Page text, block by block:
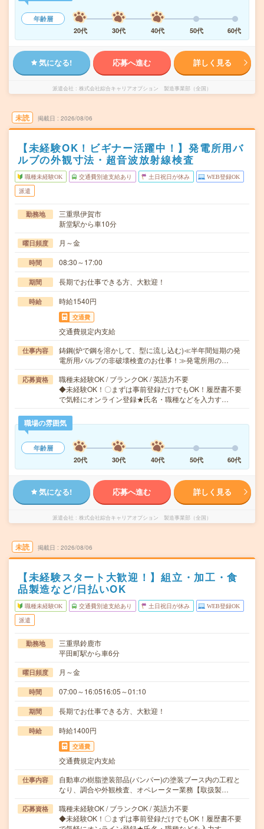
年齢層
20代
30代 40代 50代 60代
気になる! 応募へ進む 詳しく見る
派遣会社 株式会社綜合キャリアオプション 製造事業部（全国）
未読 掲載日 2026/08/06
【未経験OK！ビギナー活躍中！】発電所用バ
ルブの外観寸法・超音波放射線検査
職種未経験OK 交通費別途支給あり 土日祝日が休み WEB登録OK
派遣
勤務地
三重県伊賀市
新堂駅から車10分
曜日頻度 月～金
時間 08:30～17:00
期間 長期でお仕事できる方、大歓迎！
時給 時給1540円
交通費
交通費規定内支給
仕事内容
鋳鋼(炉で鋼を溶かして、型に流し込む)≪半年間短期の発
電所用バルブの非破壊検査のお仕事！≫発電所用の…
応募資格
職種未経験OK / ブランクOK / 英語力不要
◆未経験OK！〇まずは事前登録だけでもOK！履歴書不要
で気軽にオンライン登録★氏名・職種などを入力す…
職場の雰囲気
年齢層
20代
30代 40代 50代 60代
気になる! 応募へ進む 詳しく見る
派遣会社 株式会社綜合キャリアオプション 製造事業部（全国）
未読 掲載日 2026/08/06
【未経験スタート大歓迎！】組立・加工・食
品製造など/日払いOK
職種未経験OK 交通費別途支給あり 土日祝日が休み WEB登録OK
派遣
勤務地
三重県鈴鹿市
平田町駅から車6分
曜日頻度 月～金
時間 07:00～16:0516:05～01:10
期間 長期でお仕事できる方、大歓迎！
時給 時給1400円
交通費
交通費規定内支給
仕事内容
自動車の樹脂塗装部品(バンパー)の塗装ブース内の工程と
なり、調合や外観検査、オペレーター業務【取扱製…
応募資格
職種未経験OK / ブランクOK / 英語力不要
◆未経験OK！〇まずは事前登録だけでもOK！履歴書不要